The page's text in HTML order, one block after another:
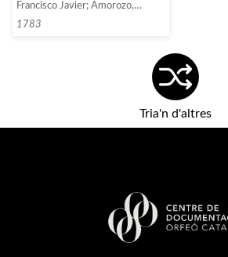
Francisco Javier; Amorozo,
Valenti; Valentí, Miguel;
1783
Tria'n d'altres